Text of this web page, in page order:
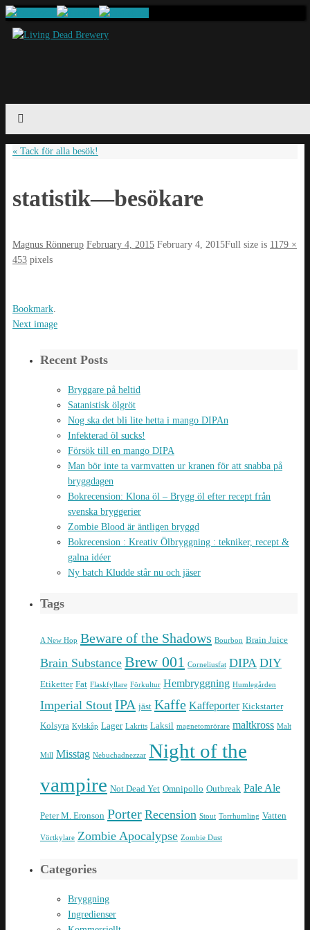
« Tack för alla besök!
statistik—besökare
Magnus Rönnerup February 4, 2015 February 4, 2015Full size is 1179 ×
453 pixels
Bookmark
Next image
Recent Posts
Bryggare på heltid
Satanistisk ölgröt
Nog ska det bli lite hetta i mango DIPAn
Infekterad öl sucks!
Försök till en mango DIPA
Man bör inte ta varmvatten ur kranen för att snabba på
bryggdagen
Bokrecension: Klona öl – Brygg öl efter recept från
svenska bryggerier
Zombie Blood är äntligen bryggd
Bokrecension : Kreativ Ölbryggning : tekniker, recept &
galna idéer
Ny batch Kludde står nu och jäser
Tags
A New Hop Beware of the Shadows Bourbon Brain Juice
Brain Substance Brew 001 Corneliusfat DIPA DIY
Etiketter Fat Flaskfyllare Förkultur Hembryggning Humlegården
Imperial Stout IPA jäst Kaffe Kaffeporter Kickstarter
Kolsyra Kylskåp Lager Lakrits Laksil magnetomrörare maltkross Malt
Mill Misstag Nebuchadnezzar Night of the
vampire Not Dead Yet Omnipollo Outbreak Pale Ale
Peter M. Eronson Porter Recension Stout Torrhumling Vatten
Vörtkylare Zombie Apocalypse Zombie Dust
Categories
Bryggning
Ingredienser